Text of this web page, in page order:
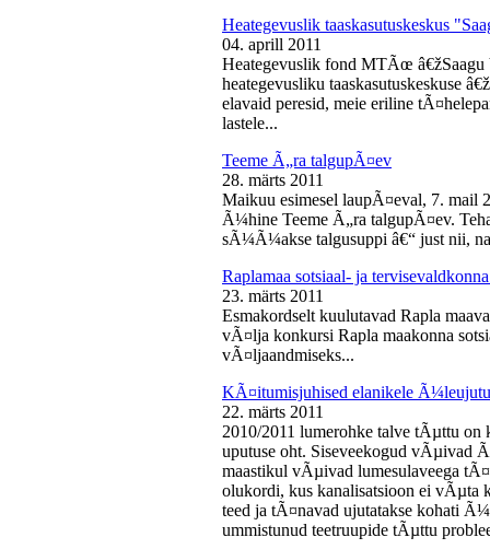
Heategevuslik taaskasutuskeskus
04. aprill 2011
Heategevuslik fond MTÃœ â€žSaagu
heategevusliku taaskasutuskeskuse
elavaid peresid, meie eriline
lastele...
Teeme Ã„ra talgupÃ¤ev
28. märts 2011
Maikuu esimesel laupÃ¤eval, 7.
Ã¼hine Teeme Ã„ra talgupÃ¤ev.
sÃ¼Ã¼akse talgusuppi â€“ just nii,
Raplamaa sotsiaal- ja
23. märts 2011
Esmakordselt kuulutavad Rapla
vÃ¤lja konkursi Rapla maakonna
vÃ¤ljaandmiseks...
KÃ¤itumisjuhised elanikele
22. märts 2011
2010/2011 lumerohke talve tÃµttu on
uputuse oht. Siseveekogud vÃµivad
maastikul vÃµivad lumesulaveega
olukordi, kus kanalisatsioon ei vÃµta
teed ja tÃ¤navad ujutatakse kohati
ummistunud teetruupide tÃµttu